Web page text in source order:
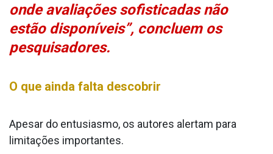
onde avaliações sofisticadas não
estão disponíveis”, concluem os
pesquisadores.
O que ainda falta descobrir
Apesar do entusiasmo, os autores alertam para
limitações importantes.